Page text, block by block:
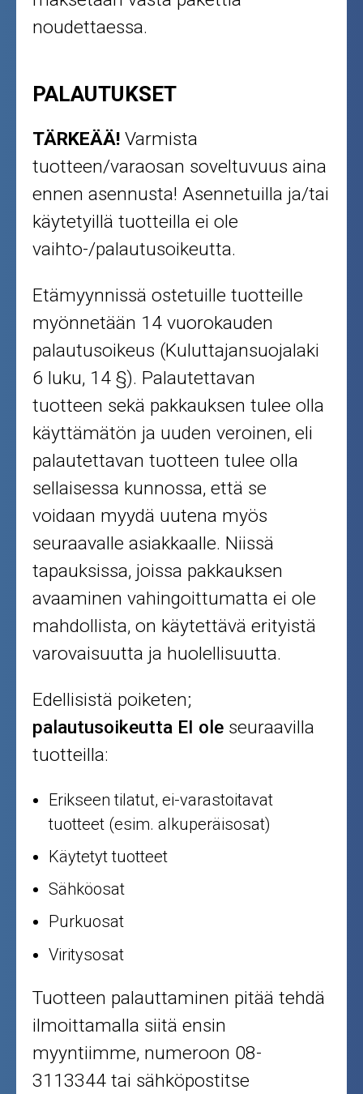
noudettaessa.
PALAUTUKSET
TÄRKEÄÄ! Varmista
tuotteen/varaosan soveltuvuus aina
ennen asennusta! Asennetuilla ja/tai
käytetyillä tuotteilla ei ole
vaihto-/palautusoikeutta.
Etämyynnissä ostetuille tuotteille
myönnetään 14 vuorokauden
palautusoikeus (Kuluttajansuojalaki
6 luku, 14 §). Palautettavan
tuotteen sekä pakkauksen tulee olla
käyttämätön ja uuden veroinen, eli
palautettavan tuotteen tulee olla
sellaisessa kunnossa, että se
voidaan myydä uutena myös
seuraavalle asiakkaalle. Niissä
tapauksissa, joissa pakkauksen
avaaminen vahingoittumatta ei ole
mahdollista, on käytettävä erityistä
varovaisuutta ja huolellisuutta.
Edellisistä poiketen;
palautusoikeutta EI ole seuraavilla
tuotteilla:
Erikseen tilatut, ei-varastoitavat
tuotteet (esim. alkuperäisosat)
Käytetyt tuotteet
Sähköosat
Purkuosat
Viritysosat
Tuotteen palauttaminen pitää tehdä
ilmoittamalla siitä ensin
myyntiimme, numeroon 08-
3113344 tai sähköpostitse